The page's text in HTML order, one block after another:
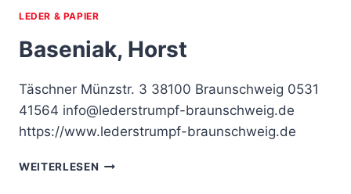
LEDER & PAPIER
Baseniak, Horst
Täschner Münzstr. 3 38100 Braunschweig 0531
41564 info@lederstrumpf-braunschweig.de
https://www.lederstrumpf-braunschweig.de
WEITERLESEN BASENIAK,